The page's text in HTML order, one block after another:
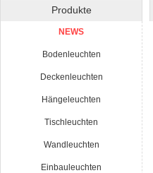
Produkte
NEWS
Bodenleuchten
Deckenleuchten
Hängeleuchten
Tischleuchten
Wandleuchten
Einbauleuchten